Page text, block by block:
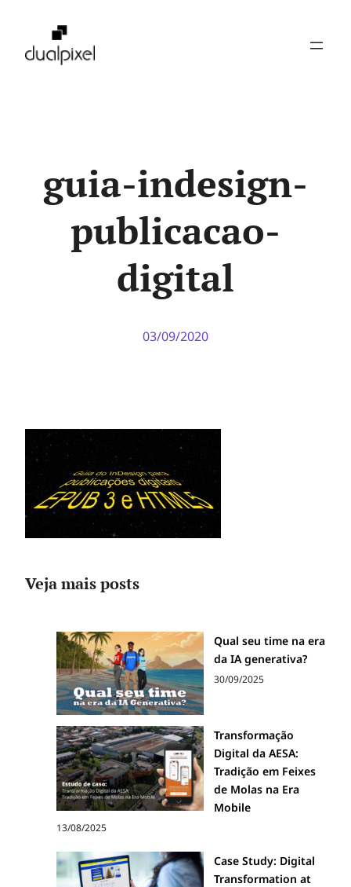
guia-indesign-
publicacao-
digital
03/09/2020
Veja mais posts
Qual seu time na era
da IA generativa?
30/09/2025
Transformação
Digital da AESA:
Tradição em Feixes
de Molas na Era
Mobile
13/08/2025
Case Study: Digital
Transformation at